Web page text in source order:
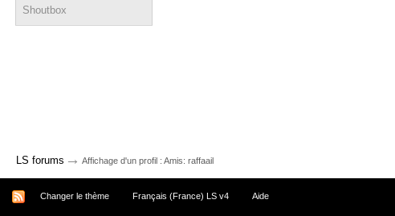
Shoutbox
LS forums → Affichage d'un profil : Amis: raffaail
Changer le thème Français (France) LS v4 Aide